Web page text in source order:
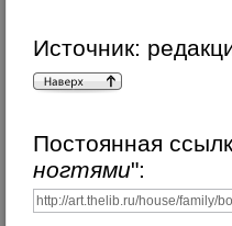
Источник:
Постоянная
ногтями":